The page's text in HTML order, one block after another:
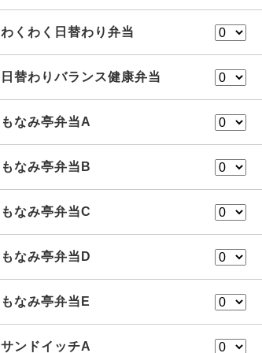
わくわく日替わり弁当
日替わりバランス健康弁当
もなみ亭弁当A
もなみ亭弁当B
もなみ亭弁当C
もなみ亭弁当D
もなみ亭弁当E
サンドイッチA